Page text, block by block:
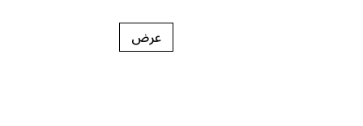
عرض